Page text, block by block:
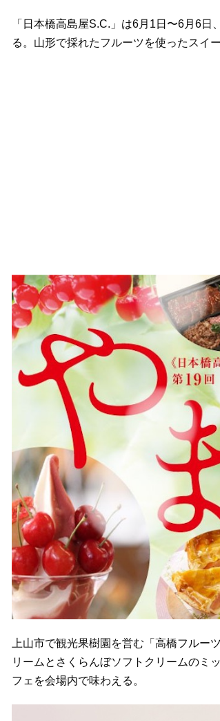
「日本橋高島屋S.C.」は6月1日〜6月6
る。山形で採れたフルーツを使ったスイ
上山市で観光果樹園を営む「高橋フル
リームとさくらんぼソフトクリームのミ
フェを会場内で味わえる。